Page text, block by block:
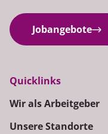
Jobangebote
Quicklinks
Wir als Arbeitgeber
Unsere Standorte